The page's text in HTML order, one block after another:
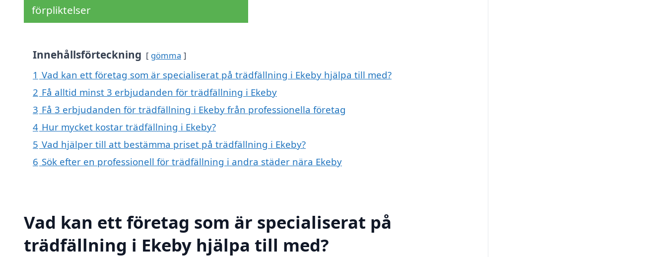
förpliktelser
Innehållsförteckning gömma
1 Vad kan ett företag som är specialiserat på trädfällning i Ekeby hjälpa till med?
2 Få alltid minst 3 erbjudanden för trädfällning i Ekeby
3 Få 3 erbjudanden för trädfällning i Ekeby från professionella företag
4 Hur mycket kostar trädfällning i Ekeby?
5 Vad hjälper till att bestämma priset på trädfällning i Ekeby?
6 Sök efter en professionell för trädfällning i andra städer nära Ekeby
Vad kan ett företag som är specialiserat på
trädfällning i Ekeby hjälpa till med?